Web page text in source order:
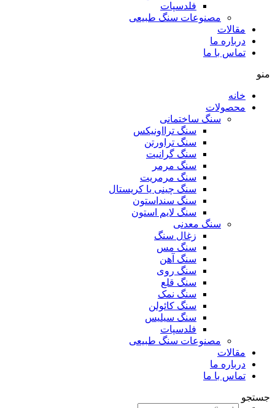
فلدسپات
مصنوعات سنگ طبیعی
مقالات
درباره ما
تماس با ما
منو
خانه
محصولات
سنگ ساختمانی
سنگ ترااونیکس
سنگ تراورتن
سنگ گرانیت
سنگ مرمر
سنگ مرمریت
سنگ چینی یا کریستال
سنگ سنداستون
سنگ لایم استون
سنگ معدنی
زغال سنگ
سنگ مس
سنگ آهن
سنگ روی
سنگ قلع
سنگ نمک
سنگ کائولن
سنگ سیلیس
فلدسپات
مصنوعات سنگ طبیعی
مقالات
درباره ما
تماس با ما
جستجو